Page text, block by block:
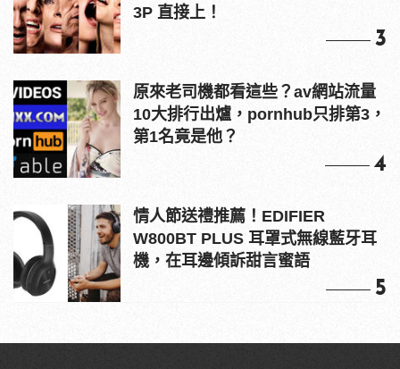
3P 直接上！
3
原來老司機都看這些？av網站流量
10大排行出爐，pornhub只排第3，
第1名竟是他？
4
情人節送禮推薦！EDIFIER
W800BT PLUS 耳罩式無線藍牙耳
機，在耳邊傾訴甜言蜜語
5